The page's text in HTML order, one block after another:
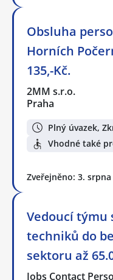
Obsluha
Horních
135,-Kč.
2MM s.r.o.
Praha
Plný úvazek,
Vhodné také
Zveřejněno: 3. srpna
Vedoucí týmu
techniků do
sektoru až
Jobs Contact